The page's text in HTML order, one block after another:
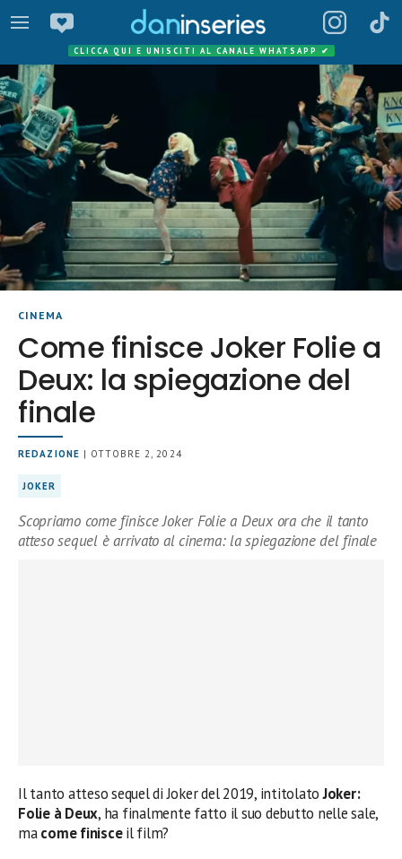
CLICCA QUI E UNISCITI AL CANALE WHATSAPP ✔
CINEMA
Come finisce Joker Folie a
Deux: la spiegazione del
finale
REDAZIONE | OTTOBRE 2, 2024
JOKER
Scopriamo come finisce Joker Folie a Deux ora che il tanto
atteso sequel è arrivato al cinema: la spiegazione del finale
Il tanto atteso sequel di Joker del 2019, intitolatoJoker:
Folie à Deux, ha finalmente fatto il suo debutto nelle sale,
macome finisceil film?